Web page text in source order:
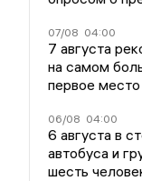
07/08 04:00
7 августа
на самом
первое
06/08 04:00
6 августа в
автобуса и
шесть